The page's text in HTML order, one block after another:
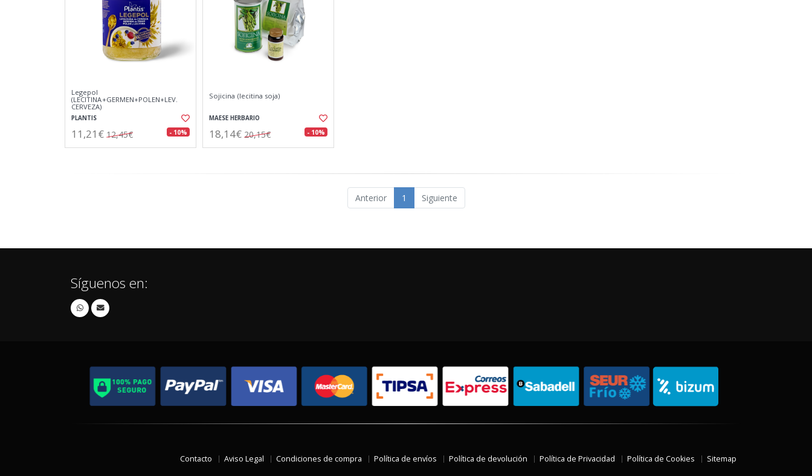
Legepol
(LECITINA+GERMEN+POLEN+LEV.
CERVEZA)
PLANTIS
11,21€ 12,45€ - 10%
Sojicina (lecitina soja)
MAESE HERBARIO
18,14€ 20,15€ - 10%
Anterior 1 Siguiente
Síguenos en:
Contacto Aviso Legal Condiciones de compra Política de envíos Política de devolución Política de Privacidad Política de Cookies Sitemap